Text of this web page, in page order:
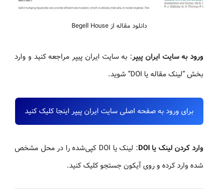
دانلود مقاله از Begell House
ورود به سایت ایران پیپر: به سایت ایران پیپر مراجعه کنید و وارد
بخش “لینک مقاله یا DOI” شوید.
برای ورود به صفحه اصلی سایت ایران پیپر اینجا کلیک کنید
وارد کردن لینک یا DOI
: لینک یا DOI کپی‌شده را در محل مشخص
شده وارد کرده و روی آیکون جستجو کلیک کنید.